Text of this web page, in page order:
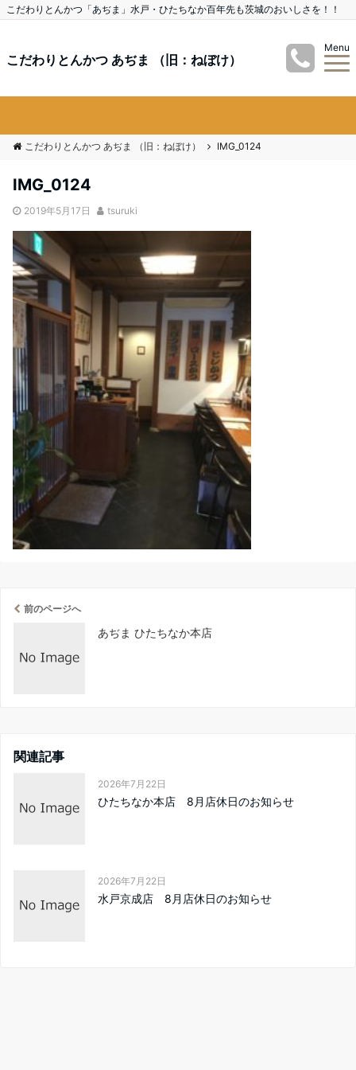
こだわりとんかつ「あぢま」水戸・ひたちなか百年先も茨城のおいしさを！！
こだわりとんかつ あぢま （旧：ねぼけ）
Menu
こだわりとんかつ あぢま （旧：ねぼけ） IMG_0124
IMG_0124
2019年5月17日 tsuruki
前のページへ
あぢま ひたちなか本店
関連記事
2026年7月22日
ひたちなか本店 8月店休日のお知らせ
2026年7月22日
水戸京成店 8月店休日のお知らせ